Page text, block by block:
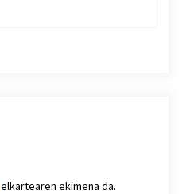
elkartearen ekimena da.